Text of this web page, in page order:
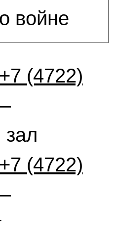
войне
+7 (4722)
+7 (4722)